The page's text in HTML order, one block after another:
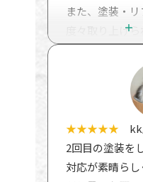
をしていると褒
土台の水切り
の細かいとこ
かないところ
た。何とか粗
理だったと言わ
これは菅野さん
いました。
三年たっても
また、塗装・
度々取り上げ
目の施工業者様
現場やショー
たちがしっか
社風なんだと
社です。
私が仕事を依頼
で誠実な良い
★★★★★ kk
2回目の塗装を
対応が素晴ら